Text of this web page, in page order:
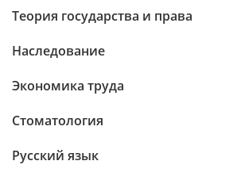
Теория государства и права
Наследование
Экономика труда
Стоматология
Русский язык